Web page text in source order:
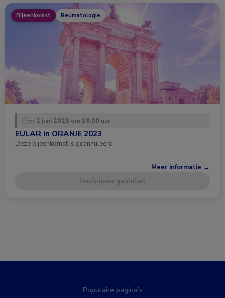
Bijeenkomst Reumatologie
vr 2 juni 2023 om 18:00 uur
EULAR in ORANJE 2023
Deze bijeenkomst is geannuleerd.
Meer informatie →
Inschrijven gesloten
Populaire pagina’s